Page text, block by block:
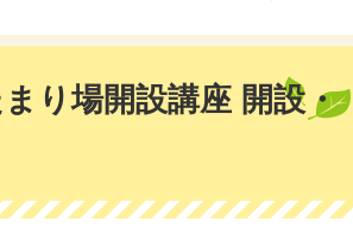
り場開設講座 開設・